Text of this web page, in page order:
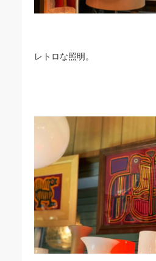
レトロな照明。